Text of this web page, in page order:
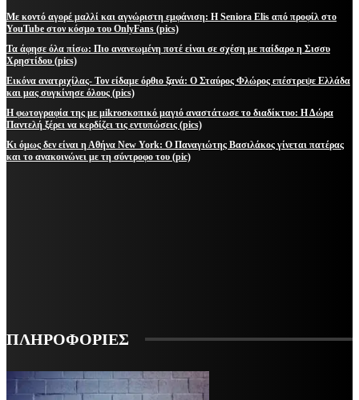
Με κοντό αγορέ μαλλί και αγνώριστη εμφάνιση: Η Seniora Elis από προφίλ στο
YouTube στον κόσμο του OnlyFans (pics)
Τα άφησε όλα πίσω: Πιο ανανεωμένη ποτέ είναι σε σχέση με παίδαρο η Σισσυ
Χρηστίδου (pics)
Εικόνα ανατριχίλας- Τον είδαμε όρθιο ξανά: Ο Σταύρος Φλώρος επέστρεψε Ελλάδα
και μας συγκίνησε όλους (pics)
Η φωτογραφία της με μikroσκοπικό μαγιό αναστάτωσε το διαδίκτυο: Η Δώρα
Παντελή ξέρει να κερδίζει τις εντυπώσεις (pics)
Κι όμως δεν είναι η Αθήνα New York: Ο Παναγιώτης Βασιλάκος γίνεται πατέρας
και το ανακοινώνει με τη σύντροφο του (pic)
ΠΛΗΡΟΦΟΡΙΕΣ